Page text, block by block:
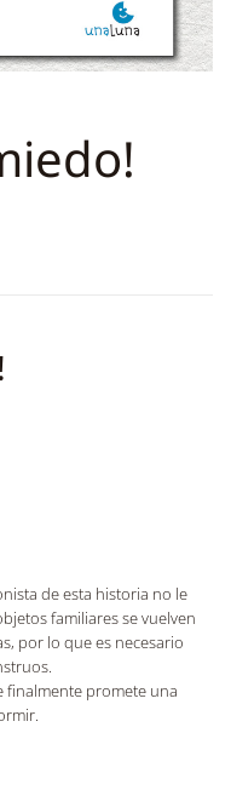
de esta historia no le
familiares se vuelven
por lo que es necesario
finalmente promete una